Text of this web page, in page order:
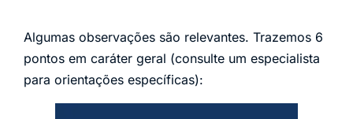
Algumas observações são relevantes. Trazemos 6
pontos em caráter geral (consulte um especialista
para orientações específicas):